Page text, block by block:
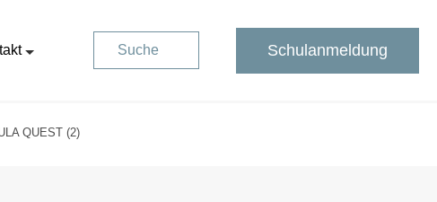
Suche Schulanmeldung
QUEST (2)